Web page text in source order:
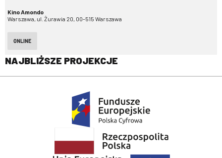
Kino Amondo
Warszawa, ul. Żurawia 20, 00-515 Warszawa
ONLINE
NAJBLIŻSZE PROJEKCJE